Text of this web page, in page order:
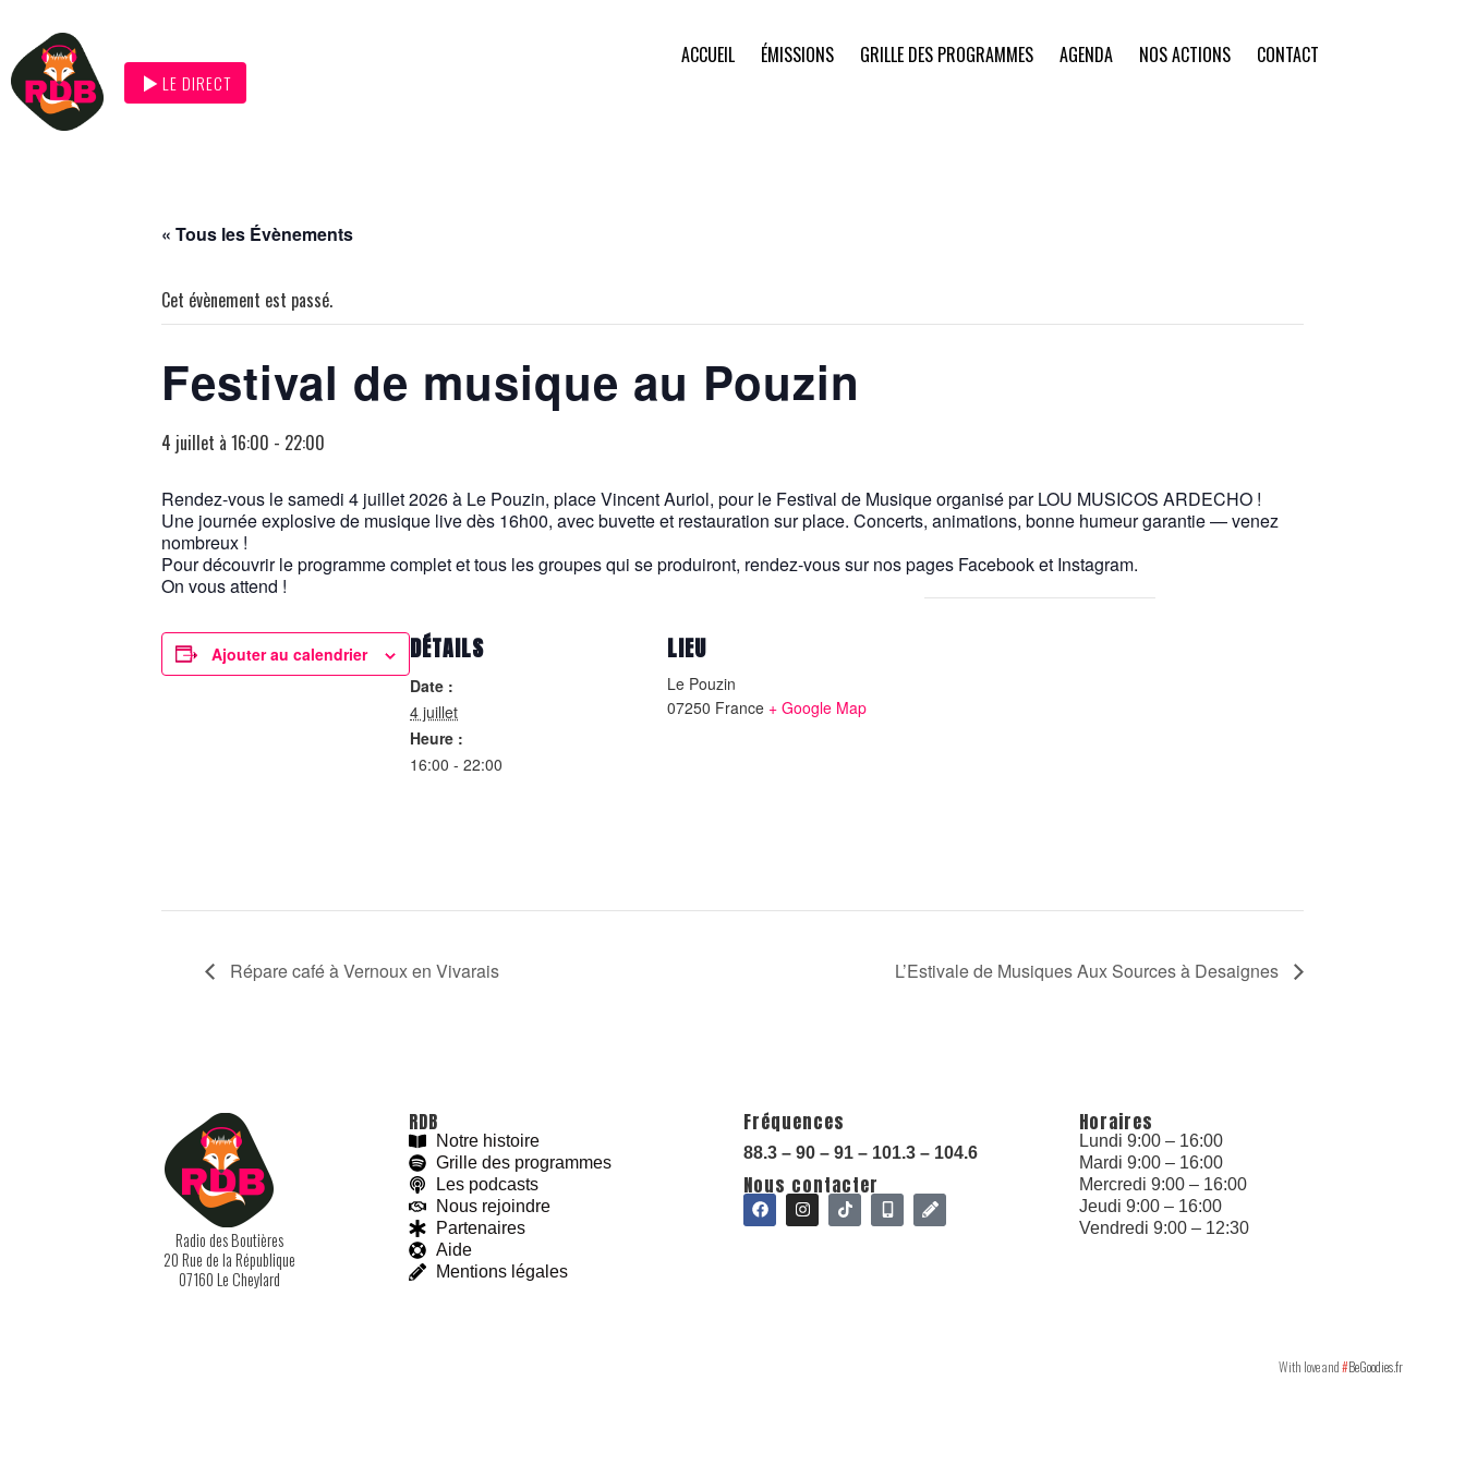
With love and#BeGoodies.fr
LE DIRECT
ACCUEIL ÉMISSIONS GRILLE DES PROGRAMMES AGENDA NOS ACTIONS CONTACT
« Tous les Évènements
Cet évènement est passé.
Festival de musique au Pouzin
4 juillet à 16:00 - 22:00
Rendez-vous le samedi 4 juillet 2026 à Le Pouzin, place Vincent Auriol, pour le Festival de Musique organisé par LOU MUSICOS ARDECHO !
Une journée explosive de musique live dès 16h00, avec buvette et restauration sur place. Concerts, animations, bonne humeur garantie — venez
nombreux !
Pour découvrir le programme complet et tous les groupes qui se produiront, rendez-vous sur nos pages Facebook et Instagram.
On vous attend !
Ajouter au calendrier DÉTAILS
Date :
4 juillet
Heure :
16:00 - 22:00
LIEU
Le Pouzin
07250 France + Google Map
Répare café à Vernoux en Vivarais L’Estivale de Musiques Aux Sources à Desaignes
Radio des Boutières
20 Rue de la République
07160 Le Cheylard
RDB
Notre histoire
Grille des programmes
Les podcasts
Nous rejoindre
Partenaires
Aide
Mentions légales
Fréquences
88.3 – 90 – 91 – 101.3 – 104.6
Nous contacter
Horaires
Lundi 9:00 – 16:00
Mardi 9:00 – 16:00
Mercredi 9:00 – 16:00
Jeudi 9:00 – 16:00
Vendredi 9:00 – 12:30
With love and#BeGoodies.fr